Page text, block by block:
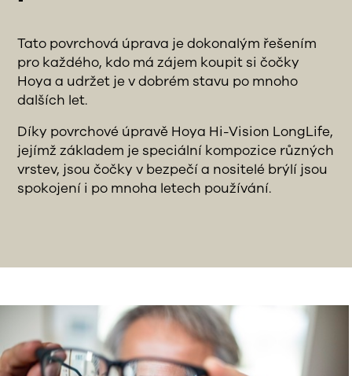
Tato povrchová úprava je dokonalým řešením
pro každého, kdo má zájem koupit si čočky
Hoya a udržet je v dobrém stavu po mnoho
dalších let.
Díky povrchové úpravě Hoya Hi-Vision LongLife,
jejímž základem je speciální kompozice různých
vrstev, jsou čočky v bezpečí a nositelé brýlí jsou
spokojení i po mnoha letech používání.